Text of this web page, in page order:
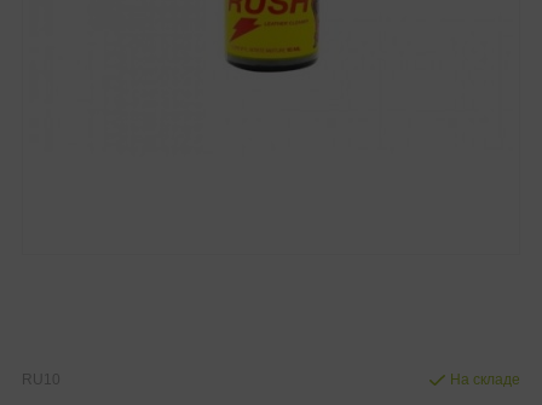
RU10 На складе